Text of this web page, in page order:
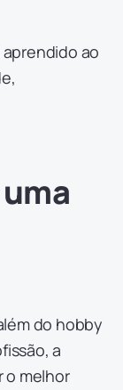
ao
do hobby
a
o melhor